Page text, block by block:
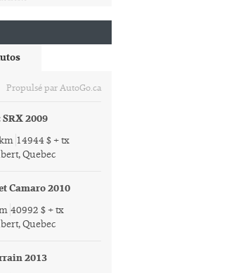
Propulsé par AutoGo.ca
2009
14944 $ + tx
Quebec
Camaro 2010
40992 $ + tx
Quebec
2013